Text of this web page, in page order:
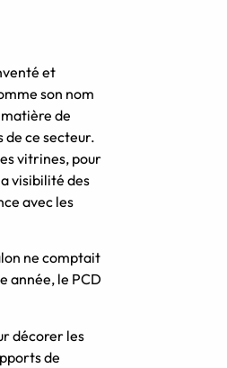
et
son nom
de
de ce secteur.
vitrines, pour
visibilité des
avec les
ne comptait
année, le PCD
décorer les
de